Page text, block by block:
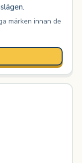
märken innan de